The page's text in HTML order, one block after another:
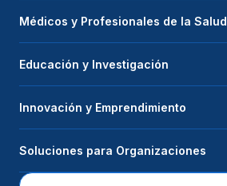
Médicos y Profesionales de la Salud
Educación y Investigación
Innovación y Emprendimiento
Soluciones para Organizaciones